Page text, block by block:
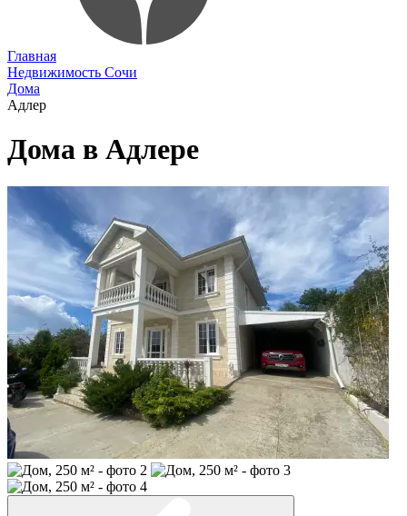
Главная
Недвижимость Сочи
Дома
Адлер
Дома в Адлере